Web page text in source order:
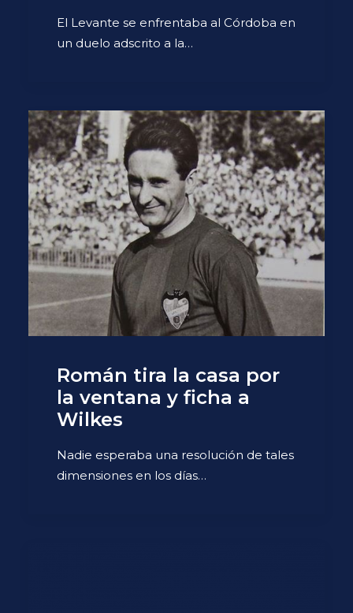
El Levante se enfrentaba al Córdoba en
un duelo adscrito a la…
Román tira la casa por
la ventana y ficha a
Wilkes
Nadie esperaba una resolución de tales
dimensiones en los días…